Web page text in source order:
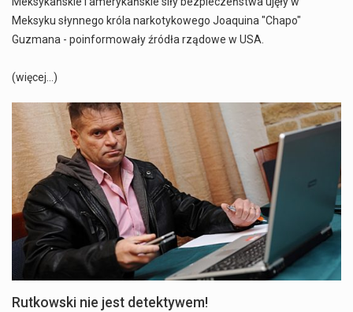
Meksyku słynnego króla narkotykowego Joaquina "Chapo"
Guzmana - poinformowały źródła rządowe w USA.
(więcej…)
Rutkowski nie jest detektywem!